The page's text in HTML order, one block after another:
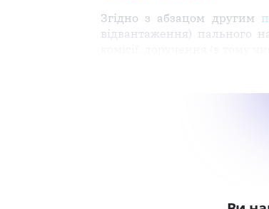
Згідно з абзацом другим
відвантаження) пального